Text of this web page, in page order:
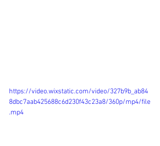
https://video.wixstatic.com/video/327b9b_ab84
8dbc7aab425688c6d230f43c23a8/360p/mp4/file
.mp4